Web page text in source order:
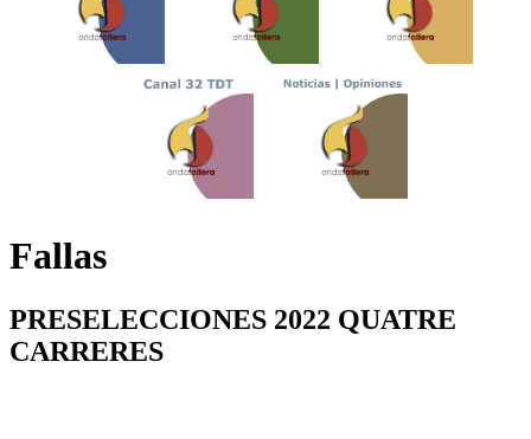
Fallas
PRESELECCIONES 2022 QUATRE
CARRERES